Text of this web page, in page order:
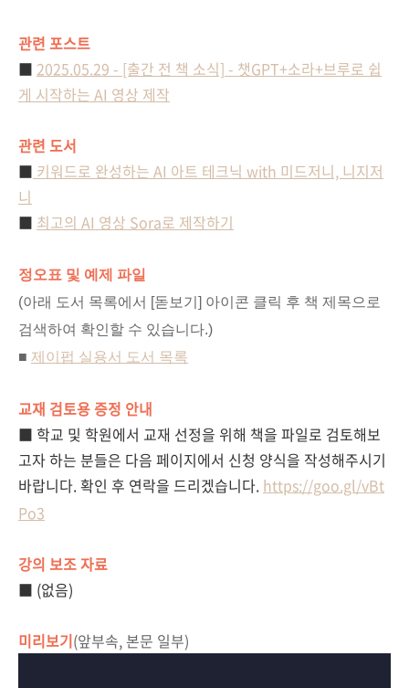
관련 포스트
■ 2025.05.29 - [출간 전 책 소식] - 챗GPT+소라+브루로 쉽
게 시작하는 AI 영상 제작
관련 도서
■ 키워드로 완성하는 AI 아트 테크닉 with 미드저니, 니지저
니
■ 최고의 AI 영상 Sora로 제작하기
정오표 및 예제 파일
(아래 도서 목록에서 [돋보기] 아이콘 클릭 후 책 제목으로
검색하여 확인할 수 있습니다.)
■ 제이펍 실용서 도서 목록
교재 검토용 증정 안내
■ 학교 및 학원에서 교재 선정을 위해 책을 파일로 검토해보
고자 하는 분들은 다음 페이지에서 신청 양식을 작성해주시기
바랍니다. 확인 후 연락을 드리겠습니다. https://goo.gl/vBt
Po3
강의 보조 자료
■ (없음)
미리보기(앞부속, 본문 일부)